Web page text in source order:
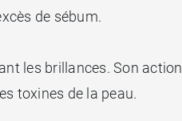
de sébum.
les brillances. Son action
toxines de la peau.